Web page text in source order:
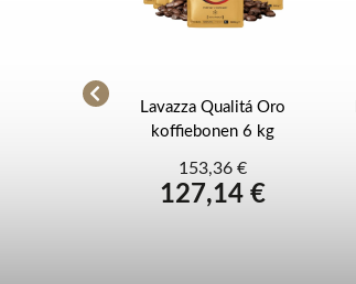
Lavazza Qualitá Oro
koffiebonen 6 kg
153,36 €
127,14 €